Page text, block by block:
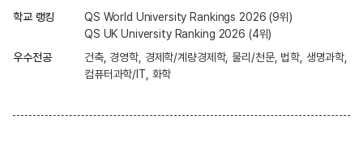
학교 랭킹
QS World University Rankings 2026 (9위)
QS UK University Ranking 2026 (4위)
우수전공
건축, 경영학, 경제학/계량경제학, 물리/천문, 법학, 생명과학,
컴퓨터과학/IT, 화학